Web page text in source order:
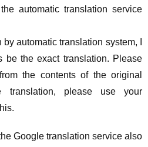
automatic translation service
automatic translation system, I
be the exact translation. Please
the contents of the original
translation, please use your
Google translation service also